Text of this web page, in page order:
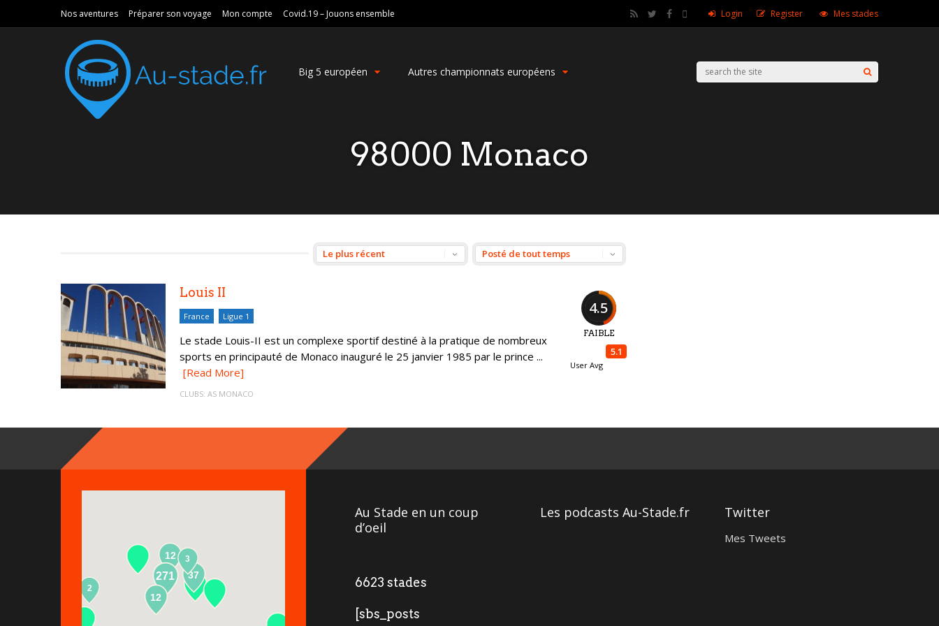
Nos aventures Préparer son voyage Mon compte Covid.19 – Jouons ensemble Login Register Mes stades
Big 5 européen Autres championnats européens
98000 Monaco
4.5
FAIBLE
5.1
User Avg
Louis II
France Ligue 1
Le stade Louis-II est un complexe sportif destiné à la pratique de nombreux
sports en principauté de Monaco inauguré le 25 janvier 1985 par le prince ...
[Read More]
CLUBS: AS MONACO
12
271 37
2
12
3
Au Stade en un coup
d’oeil
6623 stades
[sbs_posts
Les podcasts Au-Stade.fr Twitter
Mes Tweets